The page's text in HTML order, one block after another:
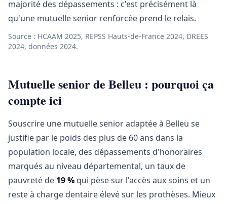
majorité des dépassements : c'est précisément là
qu'une mutuelle senior renforcée prend le relais.
Source : HCAAM 2025, REPSS Hauts-de-France 2024, DREES
2024, données 2024.
Mutuelle senior de Belleu : pourquoi ça
compte ici
Souscrire une mutuelle senior adaptée à Belleu se
justifie par le poids des plus de 60 ans dans la
population locale, des dépassements d'honoraires
marqués au niveau départemental, un taux de
pauvreté de 19 % qui pèse sur l'accès aux soins et un
reste à charge dentaire élevé sur les prothèses. Mieux